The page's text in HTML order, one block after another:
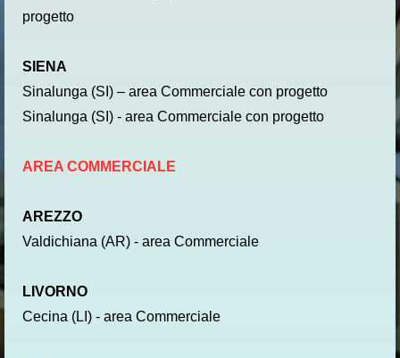
progetto
SIENA
Sinalunga (SI) – area Commerciale con progetto
Sinalunga (SI) - area Commerciale con progetto
AREA COMMERCIALE
AREZZO
Valdichiana (AR) - area Commerciale
LIVORNO
Cecina (LI) - area Commerciale